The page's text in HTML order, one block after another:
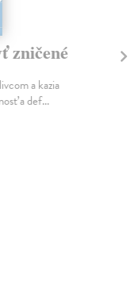
zničené
a kazia
a def...